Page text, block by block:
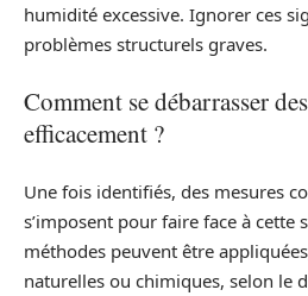
humidité excessive. Ignorer ces
problèmes structurels graves.
Comment se débarrasser
efficacement ?
Une fois identifiés, des mesures
s’imposent pour faire face à cette
méthodes peuvent être
naturelles ou chimiques, selon le